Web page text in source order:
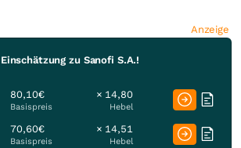
Anzeige
zu Sanofi S.A.!
80,10€
Basispreis
× 14,80
Hebel
70,60€
Basispreis
× 14,51
Hebel